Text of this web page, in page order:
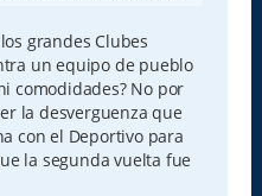
grandes Clubes
un equipo de pueblo
comodidades? No por
la desverguenza que
con el Deportivo para
la segunda vuelta fue